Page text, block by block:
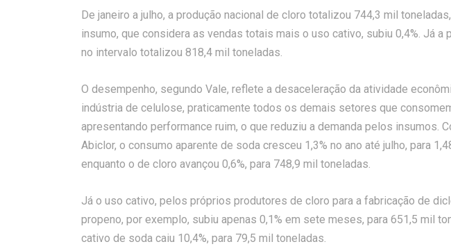
De janeiro a julho, a produção nacional de cloro totalizou 744,3 mil
insumo, que considera as vendas totais mais o uso cativo, subiu 0,4%. Já a
no intervalo totalizou 818,4 mil toneladas.
O desempenho, segundo Vale, reflete a desaceleração da atividade
indústria de celulose, praticamente todos os demais setores que
apresentando performance ruim, o que reduziu a demanda pelos insumos.
Abiclor, o consumo aparente de soda cresceu 1,3% no ano até julho, para
enquanto o de cloro avançou 0,6%, para 748,9 mil toneladas.
Já o uso cativo, pelos próprios produtores de cloro para a fabricação de
propeno, por exemplo, subiu apenas 0,1% em sete meses, para 651,5 mil
cativo de soda caiu 10,4%, para 79,5 mil toneladas.